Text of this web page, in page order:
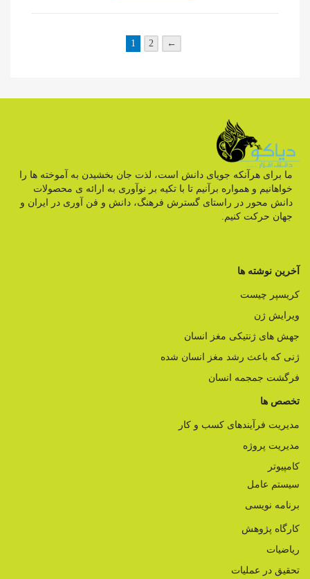
1 2 ←
ما برای هرآنکه جویای دانش است، لذت جان بخشیدن به آموخته ها را
خواهانیم و همواره برآنیم تا با تکیه بر نوآوری به ارائه ی محصولات
دانش محور در راستای گسترش فرهنگ، دانش و فن آوری در ایران و
جهان حرکت کنیم.
آخرین نوشته ها
کریسپر چیست
ویرایش ژن
جهش های ژنتیکی مغز انسان
ژنی که باعث رشد مغز انسان شده
فرگشت جمجمه انسان
تخصص ها
مدیریت فرآیندهای کسب و کار
مدیریت پروژه
کامپیوتر
سیستم عامل
برنامه نویسی
کارگاه پژوهش
ریاضیات
تحقیق در عملیات